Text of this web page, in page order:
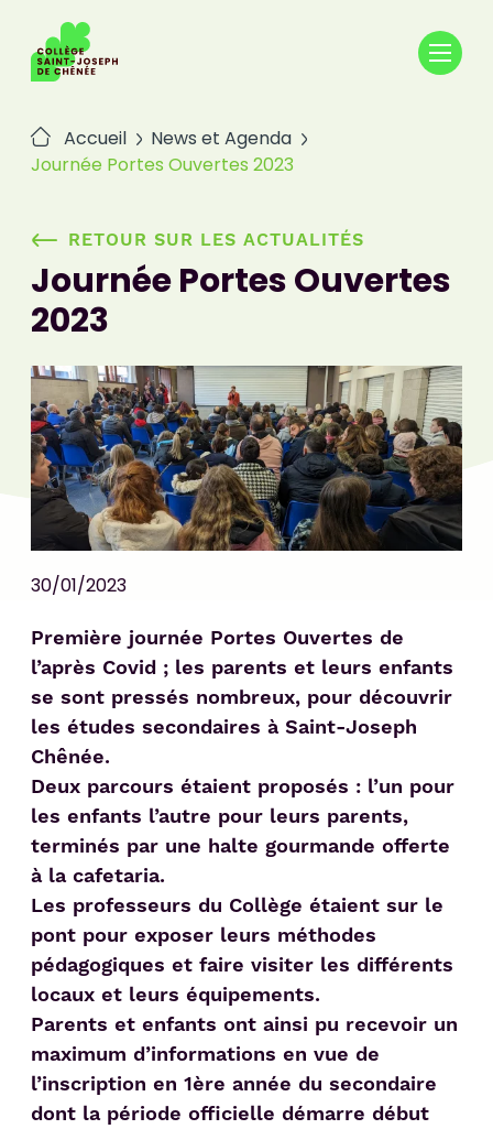
contenu
Accueil
News et Agenda
Journée Portes Ouvertes 2023
RETOUR SUR LES ACTUALITÉS
Journée Portes Ouvertes
2023
30/01/2023
Première journée Portes Ouvertes de
l’après Covid ; les parents et leurs enfants
se sont pressés nombreux, pour découvrir
les études secondaires à Saint-Joseph
Chênée.
Deux parcours étaient proposés : l’un pour
les enfants l’autre pour leurs parents,
terminés par une halte gourmande offerte
à la cafetaria.
Les professeurs du Collège étaient sur le
pont pour exposer leurs méthodes
pédagogiques et faire visiter les différents
locaux et leurs équipements.
Parents et enfants ont ainsi pu recevoir un
maximum d’informations en vue de
l’inscription en 1ère année du secondaire
dont la période officielle démarre début